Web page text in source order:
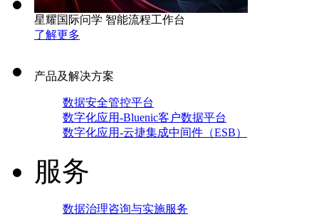
星耀国际问学 智能流程工作台
了解更多
产品及解决方案
数据安全管控平台
数字化应用-Bluenic客户数据平台
数字化应用-云捷集成中间件（ESB）
服务
数据治理咨询与实施服务